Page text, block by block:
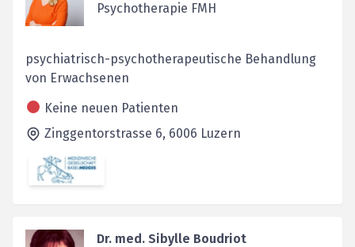
Psychotherapie FMH
psychiatrisch-psychotherapeutische Behandlung
von Erwachsenen
Keine neuen Patienten
Zinggentorstrasse 6, 6006 Luzern
Dr. med. Sibylle Boudriot